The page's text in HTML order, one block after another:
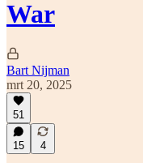
War
Bart Nijman
mrt 20, 2025
51
15 4